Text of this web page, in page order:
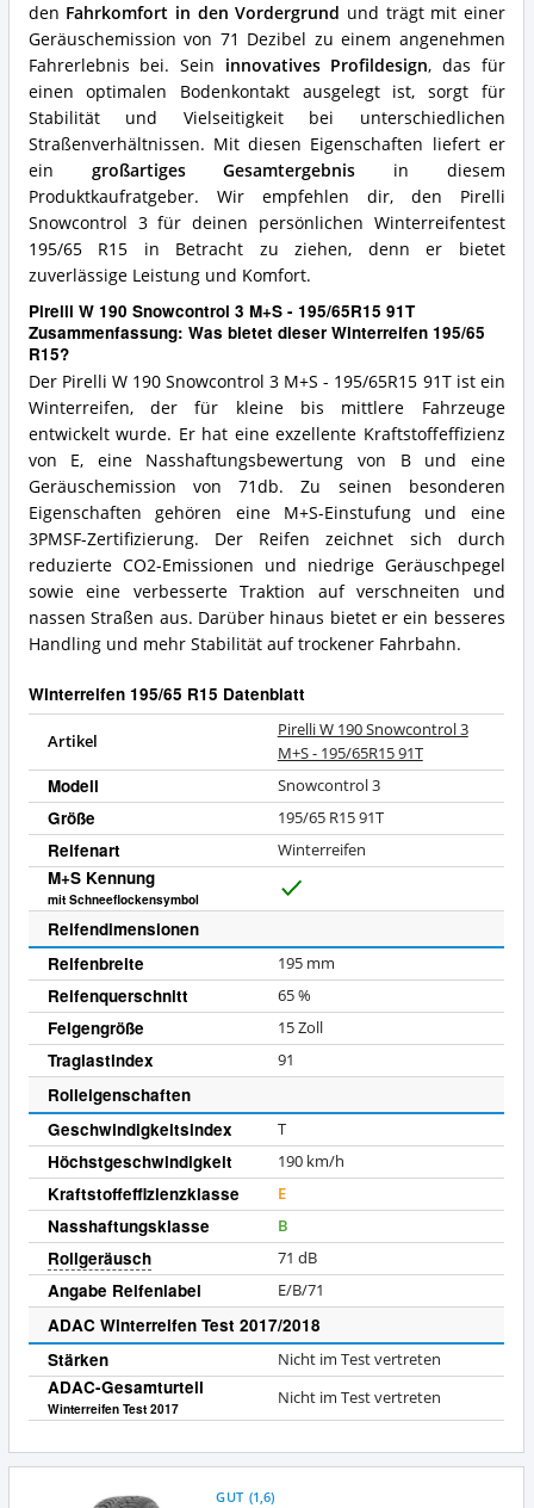
den Fahrkomfort in den Vordergrund und trägt mit einer
Geräuschemission von 71 Dezibel zu einem angenehmen
Fahrerlebnis bei. Sein innovatives Profildesign, das für
einen optimalen Bodenkontakt ausgelegt ist, sorgt für
Stabilität und Vielseitigkeit bei unterschiedlichen
Straßenverhältnissen. Mit diesen Eigenschaften liefert er
ein großartiges Gesamtergebnis in diesem
Produktkaufratgeber. Wir empfehlen dir, den Pirelli
Snowcontrol 3 für deinen persönlichen Winterreifentest
195/65 R15 in Betracht zu ziehen, denn er bietet
zuverlässige Leistung und Komfort.
Pirelli W 190 Snowcontrol 3 M+S - 195/65R15 91T
Zusammenfassung: Was bietet dieser Winterreifen 195/65
R15?
Der Pirelli W 190 Snowcontrol 3 M+S - 195/65R15 91T ist ein
Winterreifen, der für kleine bis mittlere Fahrzeuge
entwickelt wurde. Er hat eine exzellente Kraftstoffeffizienz
von E, eine Nasshaftungsbewertung von B und eine
Geräuschemission von 71db. Zu seinen besonderen
Eigenschaften gehören eine M+S-Einstufung und eine
3PMSF-Zertifizierung. Der Reifen zeichnet sich durch
reduzierte CO2-Emissionen und niedrige Geräuschpegel
sowie eine verbesserte Traktion auf verschneiten und
nassen Straßen aus. Darüber hinaus bietet er ein besseres
Handling und mehr Stabilität auf trockener Fahrbahn.
Winterreifen 195/65 R15 Datenblatt
Artikel
Pirelli W 190 Snowcontrol 3
M+S - 195/65R15 91T
Modell Snowcontrol 3
Größe 195/65 R15 91T
Reifenart Winterreifen
M+S Kennung
mit Schneeflockensymbol
Reifendimensionen
Reifenbreite
195 mm
Reifenquerschnitt 65%
Felgengröße 15Zoll
Traglastindex 91
Rolleigenschaften
Geschwindigkeitsindex
T
Höchstgeschwindigkeit 190 km/h
Kraftstoffeffizienzklasse E
Nasshaftungsklasse B
Rollgeräusch 71 dB
Angabe Reifenlabel E/B/71
ADAC Winterreifen Test 2017/2018
Stärken
Nicht im Test vertreten
ADAC-Gesamturteil
Winterreifen Test 2017
Nicht im Test vertreten
GUT (1,6)